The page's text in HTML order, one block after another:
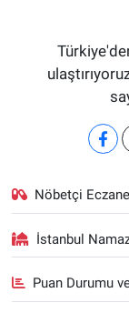
Nöbetçi
İstanbul
Puan Durumu